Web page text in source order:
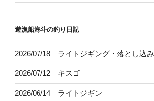
遊漁船海斗の釣り日記
2026/07/18 ライトジギング・落とし込み
2026/07/12 キスゴ
2026/06/14 ライトジギン